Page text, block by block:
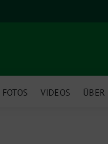
FOTOS VIDEOS ÜBER